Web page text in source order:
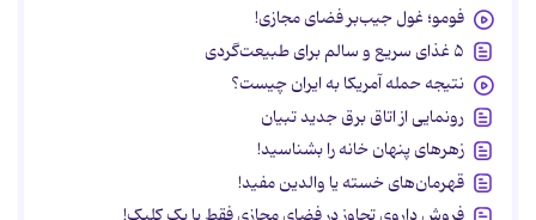
فومو؛ غول جیب‌بر فضای مجازی!
۵ غذای سریع و سالم برای طبیعت‌گردی
نتیجه حمله آمریکا به ایران چیست؟
رونمایی از اتاق برق جدید تبیان
زهرهای پنهان خانه را بشناسید!
قهرمان‌های خسته یا والدین مفید!